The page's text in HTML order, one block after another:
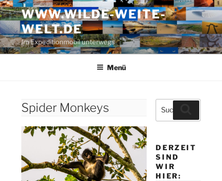
Zum
Inhalt
springen
WWW.WILDE-WEITE-
WELT.DE
Im Expeditionmobil unterwegs
Menü
Spider Monkeys
Suche
nach:
DERZEIT
SIND
WIR
HIER: